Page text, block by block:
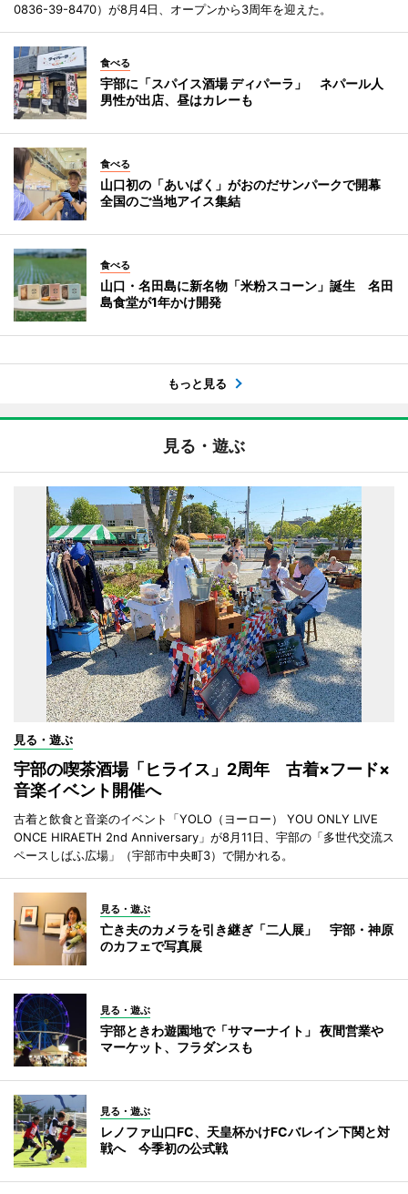
0836-39-8470）が8月4日、オープンから3周年を迎えた。
食べる
宇部に「スパイス酒場 ディパーラ」 ネパール人
男性が出店、昼はカレーも
食べる
山口初の「あいぱく」がおのだサンパークで開幕
全国のご当地アイス集結
食べる
山口・名田島に新名物「米粉スコーン」誕生 名田
島食堂が1年かけ開発
もっと見る
見る・遊ぶ
見る・遊ぶ
宇部の喫茶酒場「ヒライス」2周年 古着×フード×
音楽イベント開催へ
古着と飲食と音楽のイベント「YOLO（ヨーロー） YOU ONLY LIVE
ONCE HIRAETH 2nd Anniversary」が8月11日、宇部の「多世代交流ス
ペースしばふ広場」（宇部市中央町3）で開かれる。
見る・遊ぶ
亡き夫のカメラを引き継ぎ「二人展」 宇部・神原
のカフェで写真展
見る・遊ぶ
宇部ときわ遊園地で「サマーナイト」 夜間営業や
マーケット、フラダンスも
見る・遊ぶ
レノファ山口FC、天皇杯かけFCバレイン下関と対
戦へ 今季初の公式戦